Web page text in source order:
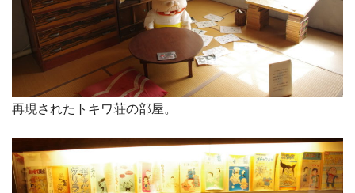
再現されたトキワ荘の部屋。